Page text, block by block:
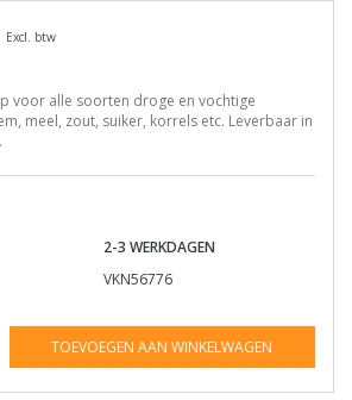
Excl. btw
voor alle soorten droge en vochtige
meel, zout, suiker, korrels etc. Leverbaar in
2-3 WERKDAGEN
VKN56776
TOEVOEGEN AAN WINKELWAGEN